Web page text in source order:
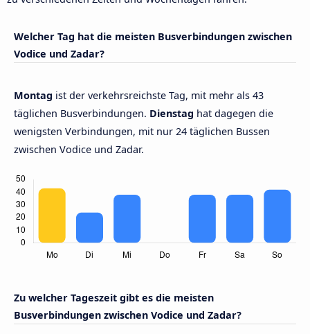
Welcher Tag hat die meisten Busverbindungen zwischen
Vodice und Zadar?
Montag ist der verkehrsreichste Tag, mit mehr als 43
täglichen Busverbindungen. Dienstag hat dagegen die
wenigsten Verbindungen, mit nur 24 täglichen Bussen
zwischen Vodice und Zadar.
Zu welcher Tageszeit gibt es die meisten
Busverbindungen zwischen Vodice und Zadar?